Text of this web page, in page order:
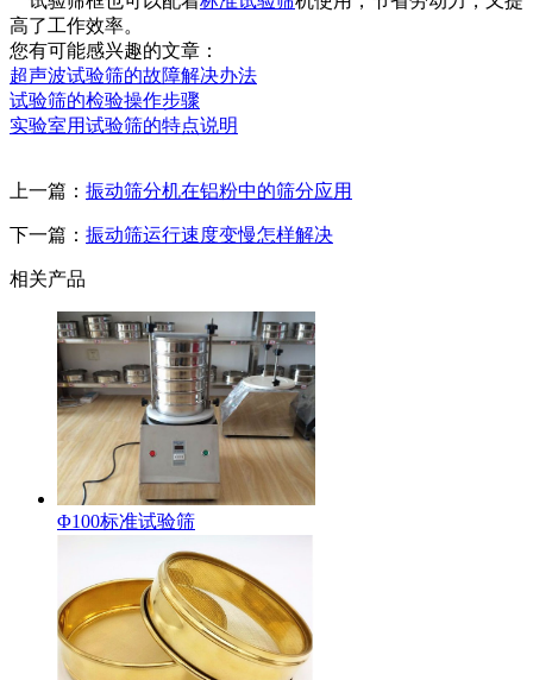
高了工作效率。
您有可能感兴趣的文章：
超声波试验筛的故障解决办法
试验筛的检验操作步骤
实验室用试验筛的特点说明
上一篇： 振动筛分机在铝粉中的筛分应用
下一篇： 振动筛运行速度变慢怎样解决
相关产品
Φ100标准试验筛